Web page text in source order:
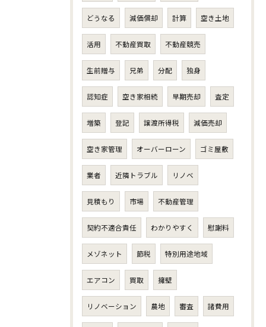
どうなる 減価償却 計算 空き土地
活用 不動産買取 不動産競売
生前贈与 兄弟 分配 独身
認知症 空き家相続 早期売却 査定
増築 登記 譲渡所得税 減価売却
空き家管理 オーバーローン ゴミ屋敷
業者 近隣トラブル リノベ
見積もり 市場 不動産管理
契約不適合責任 わかりやすく 慰謝料
メゾネット 節税 特別用途地域
エアコン 買取 擁壁
リノベーション 農地 審査 諸費用